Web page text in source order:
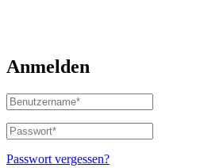
Anmelden
Benutzername
oder
E-
Mail-
Adresse*
Passwort*
Erforderlich
Passwort vergessen?